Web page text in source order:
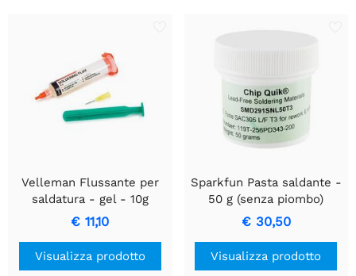
Velleman Flussante per
saldatura - gel - 10g
€ 11,10
Visualizza prodotto
Sparkfun Pasta saldante -
50 g (senza piombo)
€ 30,50
Visualizza prodotto